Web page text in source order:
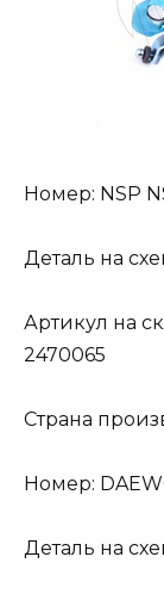
Номер: NSP
Деталь на
Артикул на
2470065
Страна
Номер:
Деталь на